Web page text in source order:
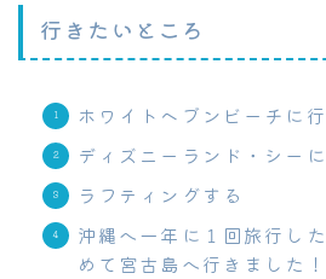
行きたいところ
ホワイトヘブンビーチに行
ディズニーランド・シーに
ラフティングする
沖縄へ一年に１回旅行し
めて宮古島へ行きました！